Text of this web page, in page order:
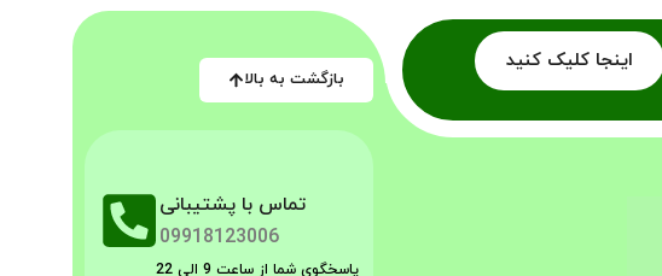
اینجا کلیک کنید
بازگشت به بالا
تماس با پشتیبانی
09918123006
پاسخگوی شما از ساعت 9 الی 22